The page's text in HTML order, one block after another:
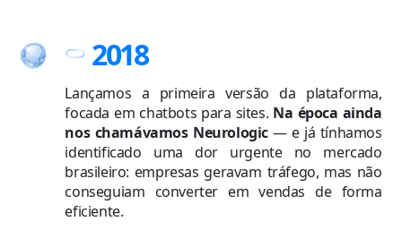
2018
Lançamos a primeira versão da plataforma,
focada em chatbots para sites. Na época ainda
nos chamávamos Neurologic— e já tínhamos
identificado uma dor urgente no mercado
brasileiro: empresas geravam tráfego, mas não
conseguiam converter em vendas de forma
eficiente.